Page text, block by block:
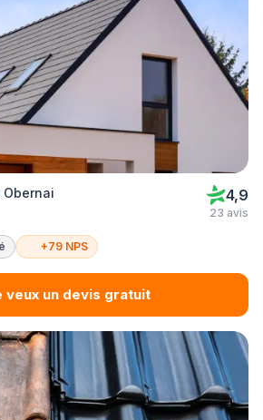
4,9
23 avis
+79 NPS
veux un devis gratuit